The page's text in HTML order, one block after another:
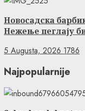
Новосадска
Нежење пеглају
5 Augusta, 2026 1786
Najpopularnije